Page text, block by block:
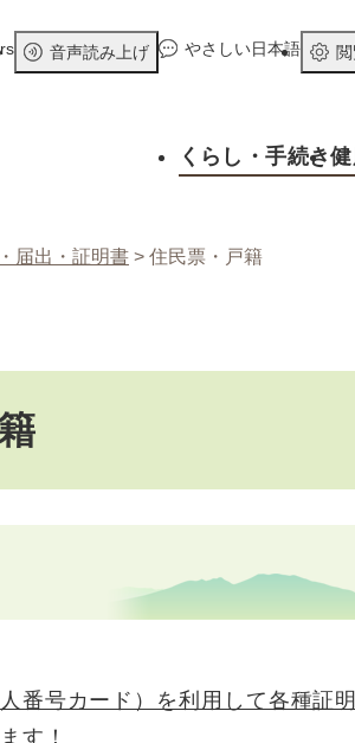
音声読み上げ やさしい日本語
くらし ・手続き
届出・証明書 > 住民票・戸籍
番号カード）を利用して各種証明
す！